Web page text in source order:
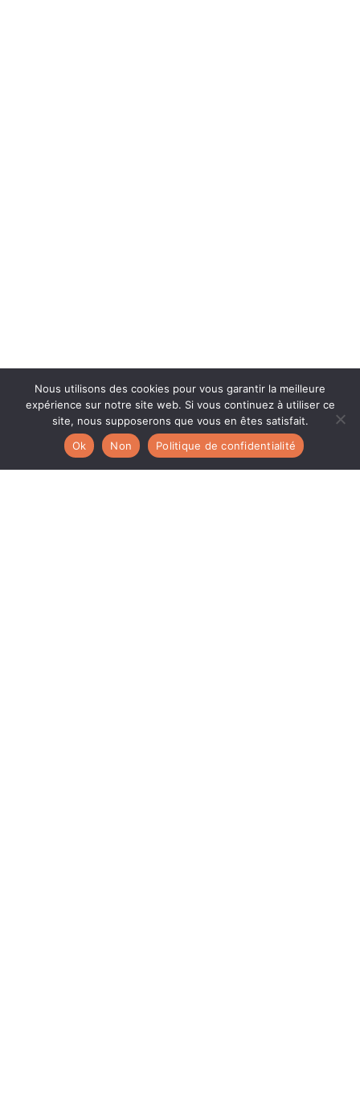
Nous utilisons des cookies pour vous garantir la meilleure
expérience sur notre site web. Si vous continuez à utiliser ce
site, nous supposerons que vous en êtes satisfait.
Ok
Non Politique de confidentialité